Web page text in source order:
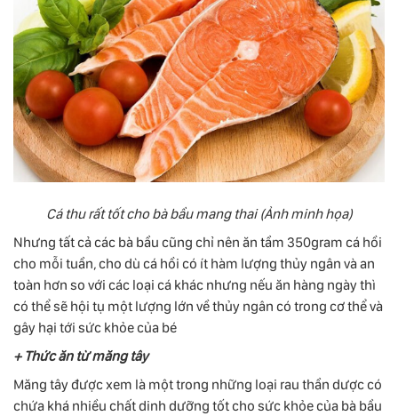
Cá thu rất tốt cho bà bầu mang thai (Ảnh minh họa)
Nhưng tất cả các bà bầu cũng chỉ nên ăn tầm 350gram cá hồi
cho mỗi tuần, cho dù cá hồi có ít hàm lượng thủy ngân và an
toàn hơn so với các loại cá khác nhưng nếu ăn hàng ngày thì
có thể sẽ hội tụ một lượng lớn về thủy ngân có trong cơ thể và
gây hại tới sức khỏe của bé
+ Thức ăn từ măng tây
Măng tây được xem là một trong những loại rau thần dược có
chứa khá nhiều chất dinh dưỡng tốt cho sức khỏe của bà bầu